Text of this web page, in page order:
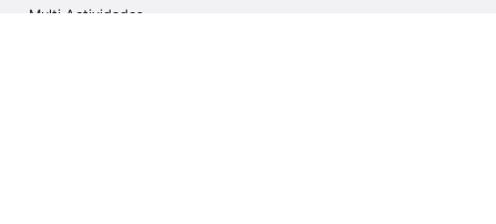
Multi Actividades